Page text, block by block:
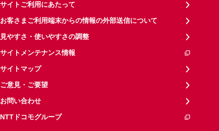
サイトご利用にあたって
お客さまご利用端末からの情報の外部送信について
見やすさ・使いやすさの調整
サイトメンテナンス情報
サイトマップ
ご意見・ご要望
お問い合わせ
NTTドコモグループ